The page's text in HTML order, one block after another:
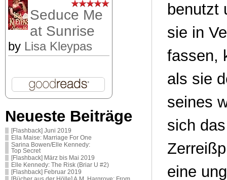
Seduce Me
at Sunrise
by Lisa Kleypas
Neueste Beiträge
[Flashback] Juni 2019
Ella Maise: Marriage For One
Sarina Bowen/Elle Kennedy:
Top Secret
[Flashback] März bis Mai 2019
Elle Kennedy: The Risk (Briar U #2)
[Flashback] Februar 2019
benutzt
sie in
fassen,
als sie
seines
sich
eine